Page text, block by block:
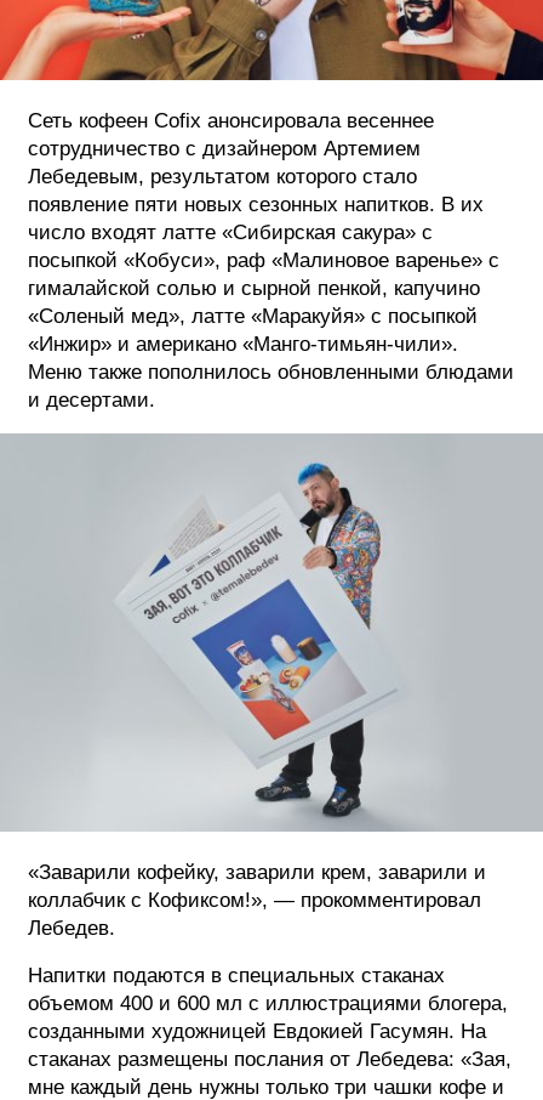
Сеть кофеен Cofix анонсировала весеннее
сотрудничество с дизайнером Артемием
Лебедевым, результатом которого стало
появление пяти новых сезонных напитков. В их
число входят латте «Сибирская сакура» с
посыпкой «Кобуси», раф «Малиновое варенье» с
гималайской солью и сырной пенкой, капучино
«Соленый мед», латте «Маракуйя» с посыпкой
«Инжир» и американо «Манго-тимьян-чили».
Меню также пополнилось обновленными блюдами
и десертами.
«Заварили кофейку, заварили крем, заварили и
коллабчик с Кофиксом!», — прокомментировал
Лебедев.
Напитки подаются в специальных стаканах
объемом 400 и 600 мл с иллюстрациями блогера,
созданными художницей Евдокией Гасумян. На
стаканах размещены послания от Лебедева: «Зая,
мне каждый день нужны только три чашки кофе и
РЕКЛАМА
КОНТАКТЫ